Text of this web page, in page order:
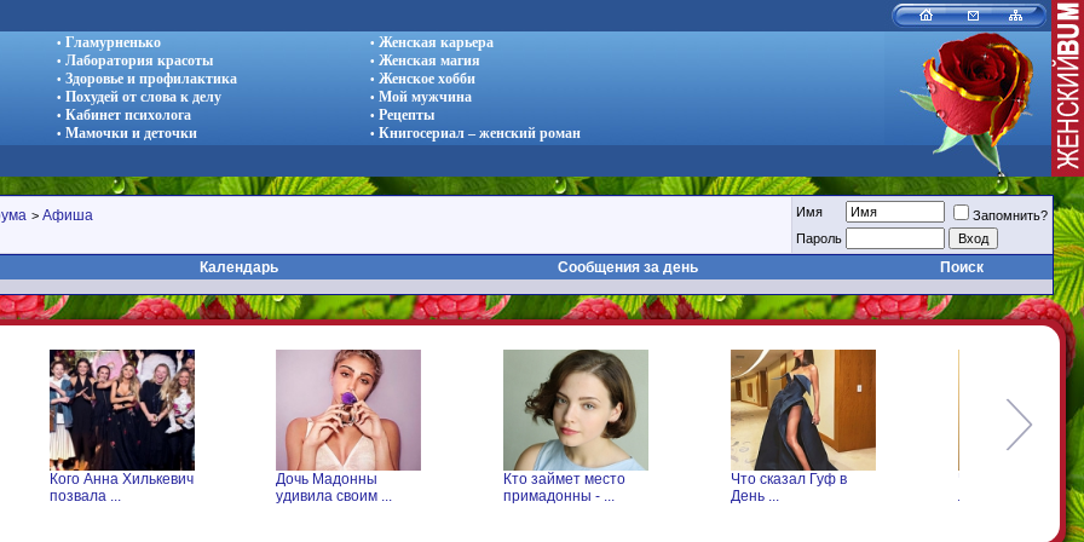
• Гламурненько
• Лаборатория красоты
• Здоровье и профилактика
• Похудей от слова к делу
• Кабинет психолога
• Мамочки и деточки
• Женская карьера
• Женская магия
• Женское хобби
• Мой мужчина
• Рецепты
• Книгосериал – женский роман
> Афиша Имя
Запомнить?
Пароль
Календарь Сообщения за день Поиск
Кого Анна Хилькевич
позвала ...
Дочь Мадонны
удивила своим ...
Кто займет место
примадонны - ...
Что сказал Гуф в
День ...
Что произошло с
Леонтьевым на ...